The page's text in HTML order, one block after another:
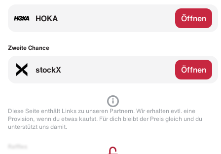
HOKA Öffnen
Zweite Chance
stockX Öffnen
Diese Seite enthält Links zu unseren Partnern. Wir erhalten evtl. eine
Provision, wenn du etwas kaufst. Für dich bleibt der Preis gleich und du
unterstützt uns damit.